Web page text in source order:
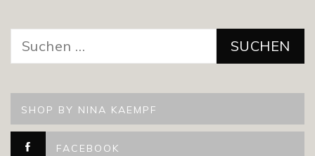
nach:
SHOP BY NINA KAEMPF
FACEBOOK